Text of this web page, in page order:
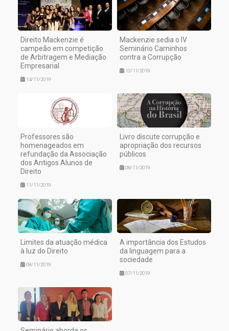
Direito Mackenzie é
campeão em competição
de Arbitragem e Mediação
Empresarial
14/11/2019
Mackenzie sedia o IV
Seminário Caminhos
contra a Corrupção
12/11/2019
Professores são
homenageados em
refundação da Associação
dos Antigos Alunos de
Direito
11/11/2019
Livro discute corrupção e
apropriação dos recursos
públicos
08/11/2019
Limites da atuação médica
à luz do Direito
08/11/2019
A importância dos Estudos
da linguagem para a
sociedade
07/11/2019